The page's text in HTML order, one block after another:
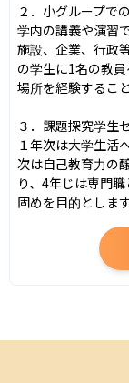
２．小グループで
学内の講義や演習
施設、企業、行政
の学生に1名の教
場所を経験するこ
３．課題探究学生
１年次は大学生活
次は自己教育力の
り、4年じは専門
固めを目的とします